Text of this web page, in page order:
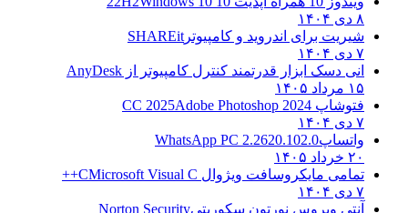
۸ دی ۱۴۰۴
شیریت برای اندروید و کامپیوتر SHAREit
۷ دی ۱۴۰۴
انی دسک ابزار قدرتمند کنترل کامپیوتر از AnyDesk
۱۵ مرداد ۱۴۰۵
فتوشاپ CC 2025 Adobe Photoshop 2024
۷ دی ۱۴۰۴
واتساپWhatsApp PC 2.2620.102.0
۲۰ خرداد ۱۴۰۵
تمامی مایکروسافت ویژوال C Microsoft Visual C++
۷ دی ۱۴۰۴
آنتی ویروس نورتون سکوریتیNorton Security